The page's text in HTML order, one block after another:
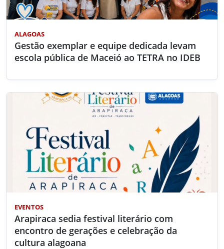
ALAGOAS
Gestão exemplar e equipe dedicada levam
escola pública de Maceió ao TETRA no IDEB
EVENTOS
Arapiraca sedia festival literário com
encontro de gerações e celebração da
cultura alagoana